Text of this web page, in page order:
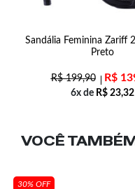
Sandália Feminina Zariff
Preto
R$199,90 R$
6x de R$ 23,32
VOCÊ
30% OFF